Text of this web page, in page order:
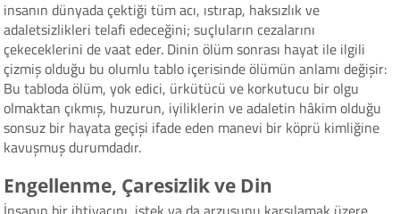
insanın dünyada çektiği tüm acı, ıstırap, haksızlık ve
adaletsizlikleri telafi edeceğini; suçluların cezalarını
çekeceklerini de vaat eder. Dinin ölüm sonrası hayat ile ilgili
çizmiş olduğu bu olumlu tablo içerisinde ölümün anlamı değişir:
Bu tabloda ölüm, yok edici, ürkütücü ve korkutucu bir olgu
olmaktan çıkmış, huzurun, iyiliklerin ve adaletin hâkim olduğu
sonsuz bir hayata geçişi ifade eden manevi bir köprü kimliğine
kavuşmuş durumdadır.
Engellenme, Çaresizlik ve Din